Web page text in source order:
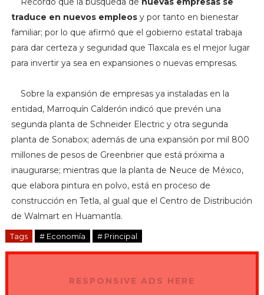
traduce en nuevos empleosy por tanto en bienestar
familiar; por lo que afirmó que el gobierno estatal trabaja
para dar certeza y seguridad que Tlaxcala es el mejor lugar
para invertir ya sea en expansiones o nuevas empresas.
Sobre la expansión de empresas ya instaladas en la
entidad, Marroquín Calderón indicó que prevén una
segunda planta de Schneider Electric y otra segunda
planta de Sonabox; además de una expansión por mil 800
millones de pesos de Greenbrier que está próxima a
inaugurarse; mientras que la planta de Neuce de México,
que elabora pintura en polvo, está en proceso de
construcción en Tetla, al gual que el Centro de Distribución
de Walmart en Huamantla.
Tags # Economía # Principal
RESPONSIVE ADS HERE